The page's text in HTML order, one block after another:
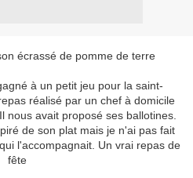
écrassé de pomme de terre
à un petit jeu pour la saint-
réalisé par un chef à domicile
nous avait proposé ses ballotines.
de son plat mais je n'ai pas fait
l'accompagnait. Un vrai repas de
fête